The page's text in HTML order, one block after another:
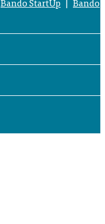
Bando StartUp
Bando